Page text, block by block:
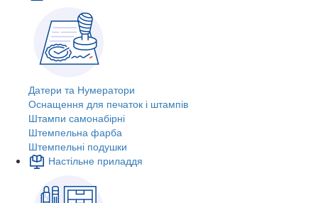
Датери та Нумератори
Оснащення для печаток і штампів
Штампи самонабірні
Штемпельна фарба
Штемпельні подушки
Настільне приладдя